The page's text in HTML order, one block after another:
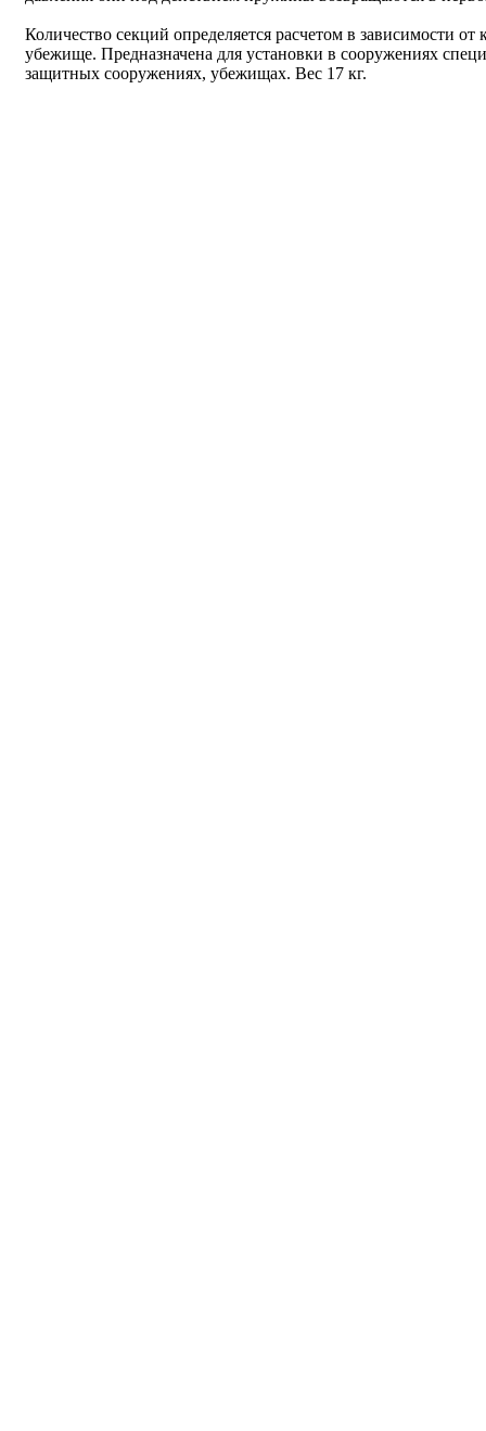
Количество секций определяется расчетом в зависимости от
убежище. Предназначена для установки в сооружениях
защитных сооружениях, убежищах. Вес 17 кг.